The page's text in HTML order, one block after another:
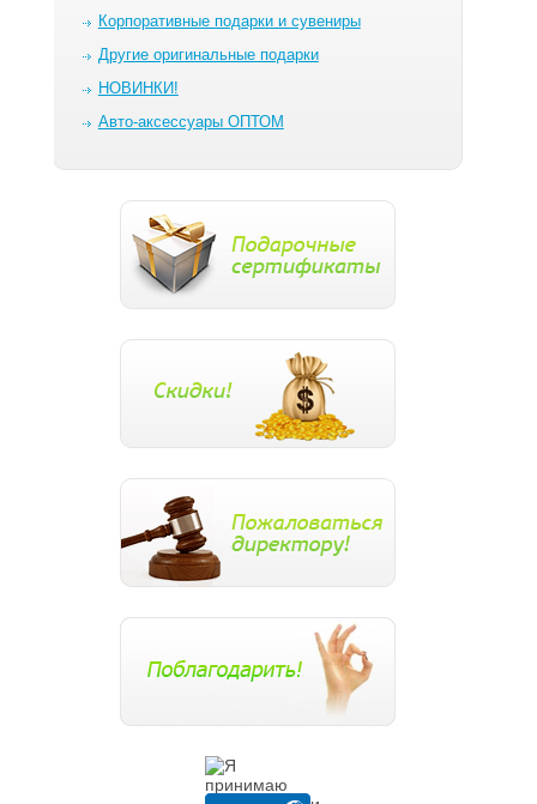
Корпоративные подарки и сувениры
Другие оригинальные подарки
НОВИНКИ!
Авто-аксессуары ОПТОМ